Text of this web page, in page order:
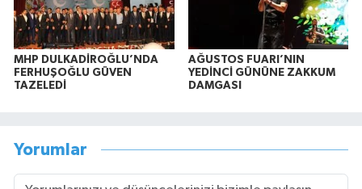
MHP DULKADİROĞLU’NDA
FERHUŞOĞLU GÜVEN
TAZELEDİ
AĞUSTOS FUARI’NIN
YEDİNCİ GÜNÜNE ZAKKUM
DAMGASI
Yorumlar